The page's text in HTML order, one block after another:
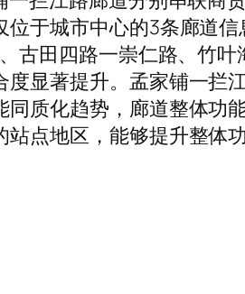
于城市中心的3条廊道
田四路一崇仁路、竹
显著提升。孟家铺一拦
质化趋势，廊道整体功
点地区，能够提升整体